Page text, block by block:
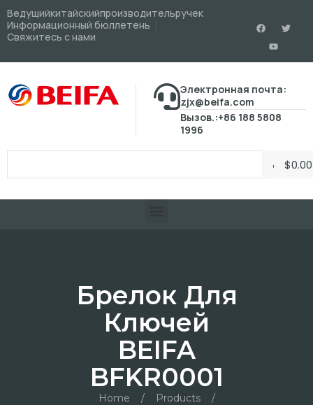
Ведущийкитайскийпроизводительручек
Информационный бюллетень
Свяжитесь с нами
Электронная почта:
zjx@beifa.com
Вызов.:+86 188 5808
1996
$0.00
Брелок Для
Ключей
BEIFA
BFKR0001
Home / Products
/